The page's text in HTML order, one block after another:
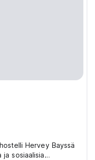
Hervey Bayssä
sosiaalisia